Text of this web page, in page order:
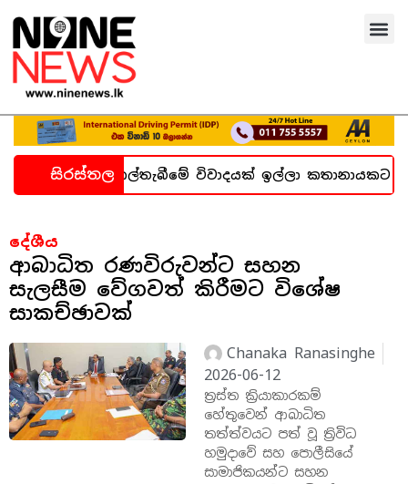
සිරස්තල
හදිසි කල්තැබීමේ විවාදයක් ඉල්ලා කතානායකට ලිපියක්
දේශීය
ආබාධිත රණවිරුවන්ට සහන
සැලසීම වේගවත් කිරීමට විශේෂ
සාකච්ඡාවක්
Chanaka Ranasinghe
2026-06-12
ත්‍රස්ත ක්‍රියාකාරකම්
හේතුවෙන් ආබාධිත
තත්ත්වයට පත් වූ ත්‍රිවිධ
හමුදාවේ සහ පොලීසියේ
සාමාජිකයන්ට සහන